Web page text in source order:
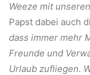
Weeze mit
Papst dabei auch
dass immer mehr
Freunde und
Urlaub zufliegen.